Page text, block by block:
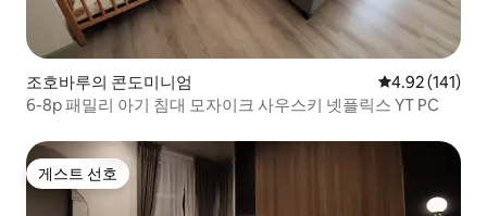
조호바루의 콘도미니엄 평점 4.92점(5
4.92 (141)
6-8p 패밀리 아기 침대 모자이크 사우스키 넷플릭스 YT PC
게스트 선호
게스트 선호